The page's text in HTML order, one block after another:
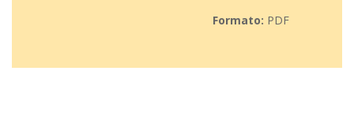
Formato: PDF